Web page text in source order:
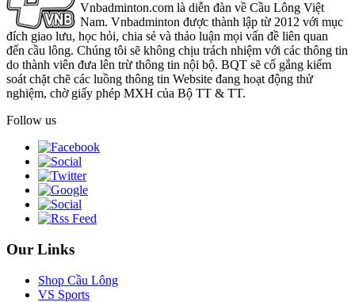
Vnbadminton.com là diễn đàn về Cầu Lông Việt
Nam. Vnbadminton được thành lập từ 2012 với mục
đích giao lưu, học hỏi, chia sẻ và thảo luận mọi vấn đề liên quan
đến cầu lông. Chúng tôi sẽ không chịu trách nhiệm với các thông tin
do thành viên đưa lên trừ thông tin nội bộ. BQT sẽ cố gắng kiểm
soát chặt chẽ các luồng thông tin Website đang hoạt động thử
nghiệm, chờ giấy phép MXH của Bộ TT & TT.
Follow us
Our Links
Shop Cầu Lông
VS Sports